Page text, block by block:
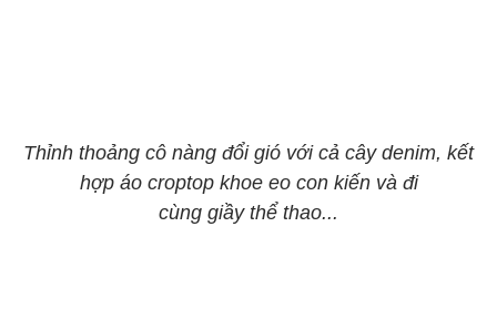
Thỉnh thoảng cô nàng đổi gió với cả cây denim, kết
hợp áo croptop khoe eo con kiến và đi
cùng giầy thể thao...